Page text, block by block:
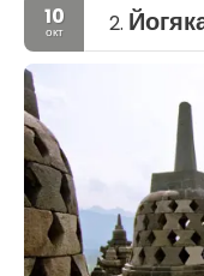
10
окт 2.